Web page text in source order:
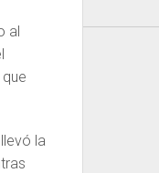
al
la